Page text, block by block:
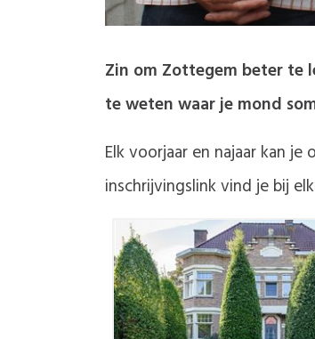
Zin om Zottegem beter te
te weten waar je mond
Elk voorjaar en najaar kan
inschrijvingslink vind je bij